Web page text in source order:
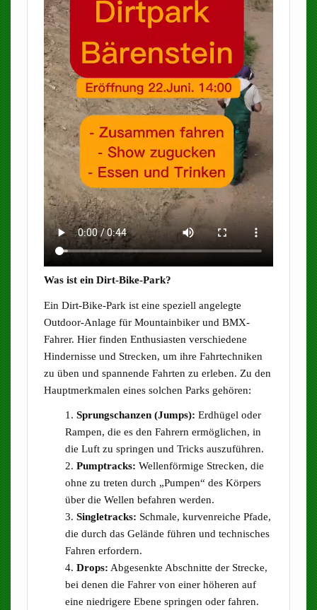
Was ist ein Dirt-Bike-Park?
Ein Dirt-Bike-Park ist eine speziell angelegte
Outdoor-Anlage für Mountainbiker und BMX-
Fahrer. Hier finden Enthusiasten verschiedene
Hindernisse und Strecken, um ihre Fahrtechniken
zu üben und spannende Fahrten zu erleben. Zu den
Hauptmerkmalen eines solchen Parks gehören:
Sprungschanzen (Jumps): Erdhügel oder
Rampen, die es den Fahrern ermöglichen, in
die Luft zu springen und Tricks auszuführen.
Pumptracks: Wellenförmige Strecken, die
ohne zu treten durch „Pumpen“ des Körpers
über die Wellen befahren werden.
Singletracks: Schmale, kurvenreiche Pfade,
die durch das Gelände führen und technisches
Fahren erfordern.
Drops: Abgesenkte Abschnitte der Strecke,
bei denen die Fahrer von einer höheren auf
eine niedrigere Ebene springen oder fahren.